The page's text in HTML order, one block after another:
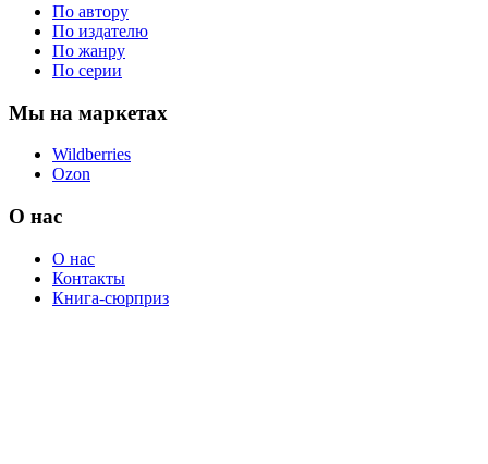
По автору
По издателю
По жанру
По серии
Мы на маркетах
Wildberries
Ozon
О нас
О нас
Контакты
Книга-сюрприз